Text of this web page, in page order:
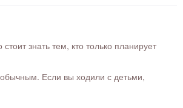
знать тем, кто только планирует
Если вы ходили с детьми,